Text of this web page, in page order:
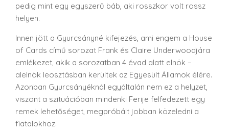
pedig mint egy egyszerű báb, aki rosszkor volt rossz
helyen.
Innen jött a Gyurcsányné kifejezés, ami engem a House
of Cards című sorozat Frank és Claire Underwoodjára
emlékezet, akik a sorozatban 4 évad alatt elnök –
alelnök leosztásban kerültek az Egyesült Államok élére.
Azonban Gyurcsányéknál egyáltalán nem ez a helyzet,
viszont a szituációban mindenki Ferije felfedezett egy
remek lehetőséget, megpróbált jobban közeledni a
fiatalokhoz.